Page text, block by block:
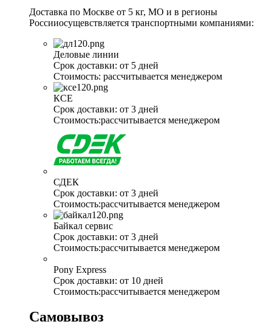
Доставка по Москве от 5 кг, МО и в регионы
Россииосущевствляется транспортными компаниями:
Деловые линии
Срок доставки: от 5 дней
Стоимость: рассчитывается менеджером
КСЕ
Срок доставки: от 3 дней
Стоимость:рассчитывается менеджером
СДЕК
Срок доставки: от 3 дней
Стоимость:рассчитывается менеджером
Байкал сервис
Срок доставки: от 3 дней
Стоимость:рассчитывается менеджером
Pony Express
Срок доставки: от 10 дней
Стоимость:рассчитывается менеджером
Самовывоз